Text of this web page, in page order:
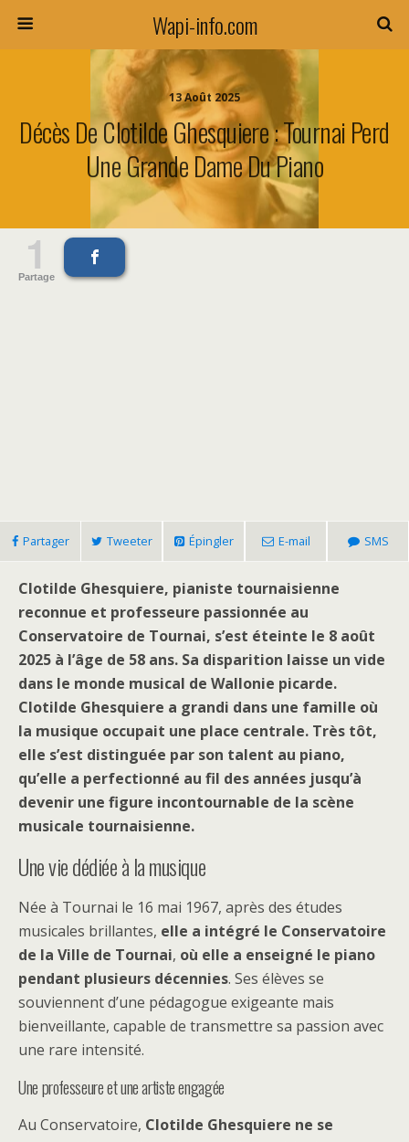
Wapi-info.com
13 Août 2025
Décès De Clotilde Ghesquiere : Tournai Perd
Une Grande Dame Du Piano
1
Partage
Partager Tweeter Épingler E-mail SMS
Clotilde Ghesquiere, pianiste tournaisienne
reconnue et professeure passionnée au
Conservatoire de Tournai, s’est éteinte le 8 août
2025 à l’âge de 58 ans. Sa disparition laisse un vide
dans le monde musical de Wallonie picarde.
Clotilde Ghesquiere a grandi dans une famille où
la musique occupait une place centrale. Très tôt,
elle s’est distinguée par son talent au piano,
qu’elle a perfectionné au fil des années jusqu’à
devenir une figure incontournable de la scène
musicale tournaisienne.
Une vie dédiée à la musique
Née à Tournai le 16 mai 1967, après des études
musicales brillantes, elle a intégré le Conservatoire
de la Ville de Tournai, où elle a enseigné le piano
pendant plusieurs décennies. Ses élèves se
souviennent d’une pédagogue exigeante mais
bienveillante, capable de transmettre sa passion avec
une rare intensité.
Une professeure et une artiste engagée
Au Conservatoire, Clotilde Ghesquiere ne se